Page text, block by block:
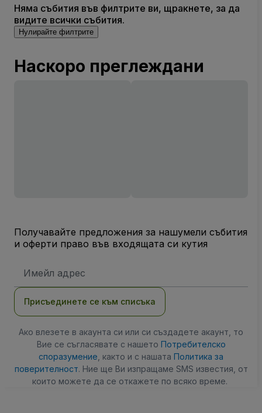
Няма събития във филтрите ви, щракнете, за да
видите всички събития.
Нулирайте филтрите
Наскоро преглеждани
Получавайте предложения за нашумели събития
и оферти право във входящата си кутия
адрес
Присъединете се към списъка
Ако влезете в акаунта си или си създадете акаунт, то
Вие се съгласявате с нашето Потребителско
споразумение , както и с нашата Политика за
поверителност. Ние ще Ви изпращаме SMS известия, от
които можете да се откажете по всяко време.